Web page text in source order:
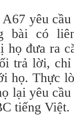
yêu
bài có
họ đưa ra
trả lời,
họ. Thực
lại yêu
tiếng Việt.